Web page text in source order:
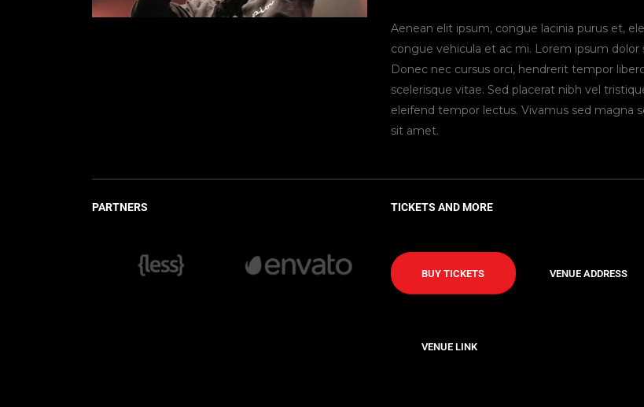
Aenean elit ipsum, congue lacinia purus et,
congue vehicula et ac mi. Lorem ipsum
Donec nec cursus orci, hendrerit tempor
scelerisque vitae. Sed placerat nibh vel
eleifend tempor lectus. Vivamus sed magna
sit amet.
PARTNERS TICKETS AND MORE
BUY TICKETS VENUE ADDRESS
VENUE LINK